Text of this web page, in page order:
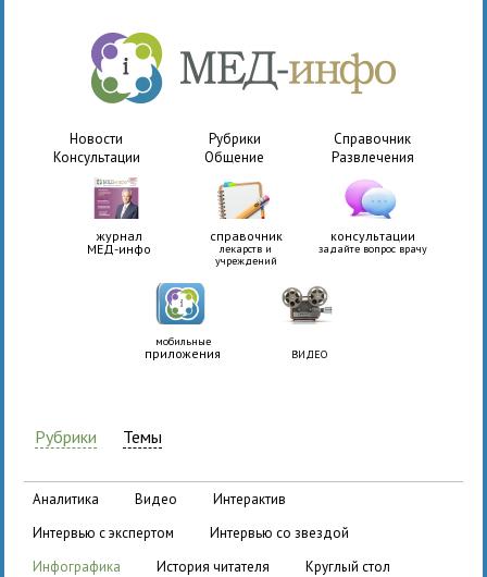
Новости Рубрики
Справочник
Консультации
Общение Развлечения
журнал
МЕД-инфо
справочник
лекарств и
учреждений
консультации
задайте вопрос врачу
мобильные
приложения ВИДЕО
Рубрики Темы
аналитика видео
интерактив
интервью с экспертом
интервью со звездой
инфографика
история читателя
круглый стол